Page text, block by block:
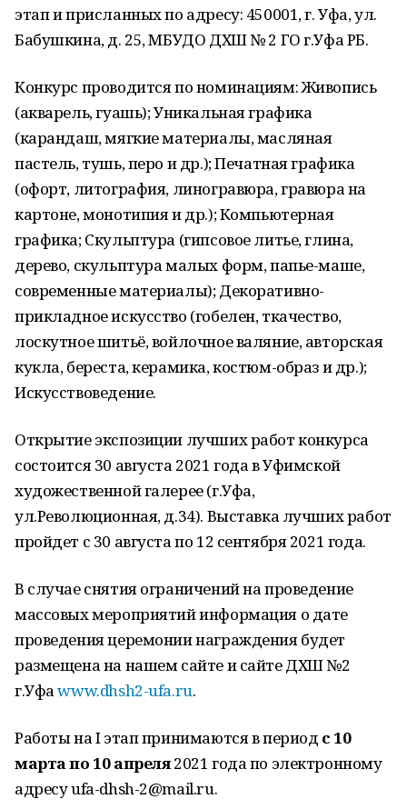
этап и присланных по адресу: 450001, г. Уфа, ул.
Бабушкина, д. 25, МБУДО ДХШ № 2 ГО г.Уфа РБ.
Конкурс проводится по номинациям: Живопись
(акварель, гуашь); Уникальная графика
(карандаш, мягкие материалы, масляная
пастель, тушь, перо и др.); Печатная графика
(офорт, литография, линогравюра, гравюра на
картоне, монотипия и др.); Компьютерная
графика; Скульптура (гипсовое литье, глина,
дерево, скульптура малых форм, папье-маше,
современные материалы); Декоративно-
прикладное искусство (гобелен, ткачество,
лоскутное шитьё, войлочное валяние, авторская
кукла, береста, керамика, костюм-образ и др.);
Искусствоведение.
Открытие экспозиции лучших работ конкурса
состоится 30 августа 2021 года в Уфимской
художественной галерее (г.Уфа,
ул.Революционная, д.34). Выставка лучших работ
пройдет с 30 августа по 12 сентября 2021 года.
В случае снятия ограничений на проведение
массовых мероприятий информация о дате
проведения церемонии награждения будет
размещена на нашем сайте и сайте ДХШ №2
г.Уфаwww.dhsh2-ufa.ru.
Работы на I этап принимаются в период с 10
марта по 10 апреля2021 года по электронному
адресу ufa-dhsh-2@mail.ru.